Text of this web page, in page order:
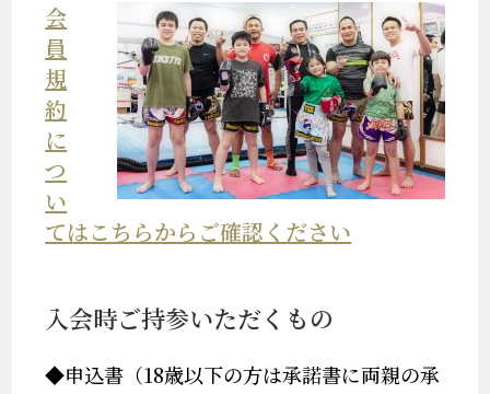
会
員
規
約
に
つ
い
てはこちらからご確認ください
入会時ご持参いただくもの
◆申込書（18歳以下の方は承諾書に両親の承